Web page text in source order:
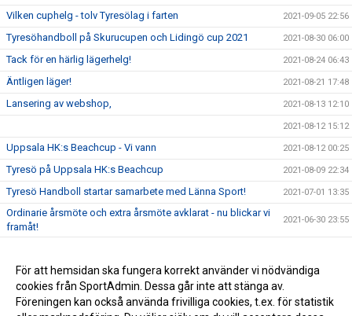
Vilken cuphelg - tolv Tyresölag i farten 2021-09-05 22:56
Tyresöhandboll på Skurucupen och Lidingö cup 2021 2021-08-30 06:00
Tack för en härlig lägerhelg! 2021-08-24 06:43
Äntligen läger! 2021-08-21 17:48
Lansering av webshop, 2021-08-13 12:10
2021-08-12 15:12
Uppsala HK:s Beachcup - Vi vann 2021-08-12 00:25
Tyresö på Uppsala HK:s Beachcup 2021-08-09 22:34
Tyresö Handboll startar samarbete med Länna Sport! 2021-07-01 13:35
Ordinarie årsmöte och extra årsmöte avklarat - nu blickar vi
framåt!
2021-06-30 23:55
Gräsroten, 2021-06-12 18:19
Nyheter inför sommaren 2021-06-07 19:14
För att hemsidan ska fungera korrekt använder vi nödvändiga
cookies från SportAdmin. Dessa går inte att stänga av.
Föreningen kan också använda frivilliga cookies, t.ex. för statistik